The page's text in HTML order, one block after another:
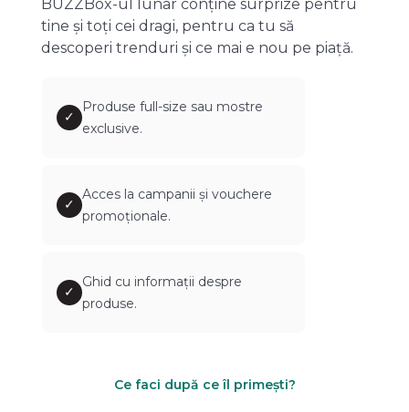
BUZZBox-ul lunar conține surprize pentru
tine și toți cei dragi, pentru ca tu să
descoperi trenduri și ce mai e nou pe piață.
✓
Produse full-size sau mostre
exclusive.
✓
Acces la campanii și vouchere
promoționale.
✓
Ghid cu informații despre
produse.
Ce faci după ce îl primești?